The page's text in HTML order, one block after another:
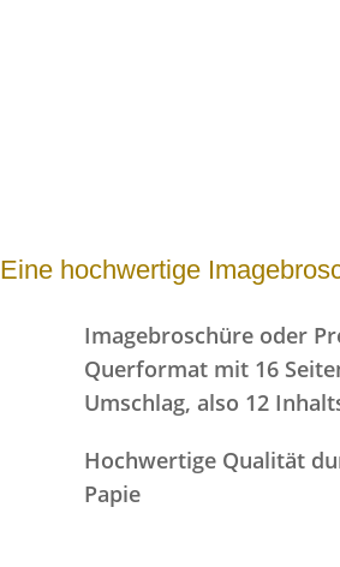
Eine hochwertige
Imagebroschüre oder
Querformat mit 16
Umschlag, also 12
Hochwertige Qualität
Papie